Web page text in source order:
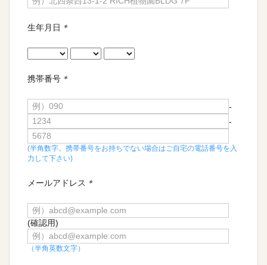
生年月日 ＊
携帯番号 ＊
-
-
(半角数字。携帯番号をお持ちでない場合はご自宅の電話番号を入
力して下さい)
メールアドレス ＊
(確認用)
（半角英数文字）